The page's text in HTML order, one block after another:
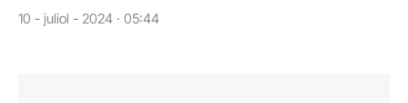
10 - juliol - 2024 · 05:44